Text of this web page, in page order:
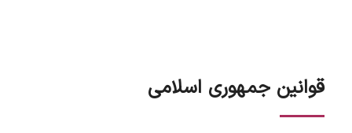
قوانین جمهوری اسلامی